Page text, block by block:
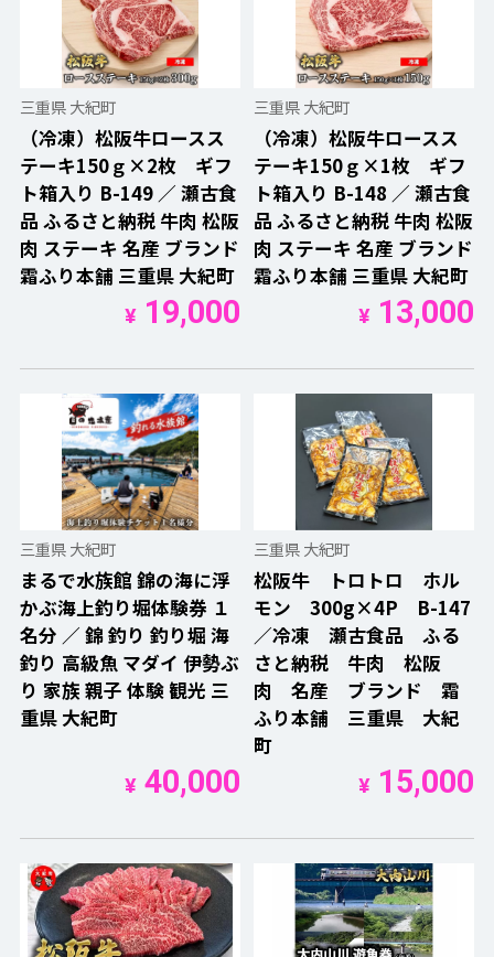
三重県 大紀町
（冷凍）松阪牛ロースス
テーキ150ｇ×2枚 ギフ
ト箱入り B-149 ／ 瀬古食
品 ふるさと納税 牛肉 松阪
肉 ステーキ 名産 ブランド
霜ふり本舗 三重県 大紀町
¥19,000
三重県 大紀町
（冷凍）松阪牛ロースス
テーキ150ｇ×1枚 ギフ
ト箱入り B-148 ／ 瀬古食
品 ふるさと納税 牛肉 松阪
肉 ステーキ 名産 ブランド
霜ふり本舗 三重県 大紀町
¥13,000
三重県 大紀町
まるで水族館 錦の海に浮
かぶ海上釣り堀体験券 １
名分 ／ 錦 釣り 釣り堀 海
釣り 高級魚 マダイ 伊勢ぶ
り 家族 親子 体験 観光 三
重県 大紀町
¥40,000
三重県 大紀町
松阪牛 トロトロ ホル
モン 300g×4P B-147
／冷凍 瀬古食品 ふる
さと納税 牛肉 松阪
肉 名産 ブランド 霜
ふり本舗 三重県 大紀
町
¥15,000